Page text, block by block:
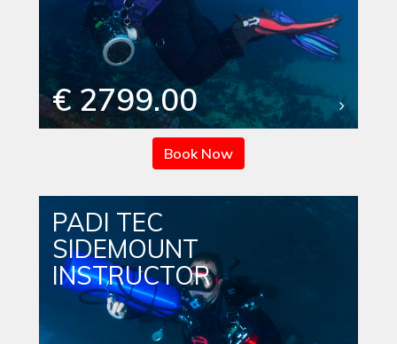
€ 2799.00
Book Now
PADI TEC
SIDEMOUNT
INSTRUCTOR